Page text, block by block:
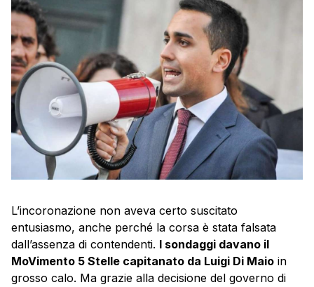
L’incoronazione non aveva certo suscitato
entusiasmo, anche perché la corsa è stata falsata
dall’assenza di contendenti. I sondaggi davano il
MoVimento 5 Stelle capitanato da Luigi Di Maio in
grosso calo. Ma grazie alla decisione del governo di